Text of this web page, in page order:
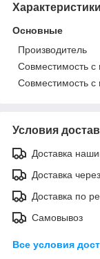
Характеристики
Основные
Производитель
Совместимость с
Совместимость
Условия
Доставка
Доставка
Доставка по
Самовывоз
Все условия